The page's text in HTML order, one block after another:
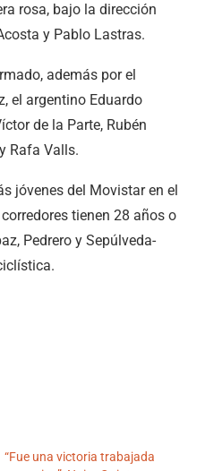
rosa, bajo la dirección
y Pablo Lastras.
además por el
el argentino Eduardo
de la Parte, Rubén
Rafa Valls.
jóvenes del Movistar en el
tienen 28 años o
Pedrero y Sepúlveda-
“Fue una victoria trabajada